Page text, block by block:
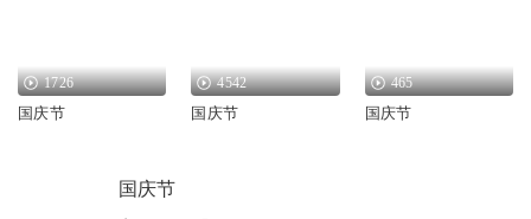
1726
国庆节
4542
国庆节
465
国庆节
国庆节